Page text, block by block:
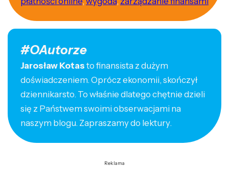
#OAutorze
Jarosław Kotas to finansista z dużym
doświadczeniem. Oprócz ekonomii, skończył
dziennikarsto. To właśnie dlatego chętnie dzieli
się z Państwem swoimi obserwacjami na
naszym blogu. Zapraszamy do lektury.
Reklama